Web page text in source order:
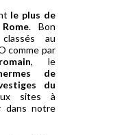
le plus de
. Bon
au
comme par
, le
de
du
sites à
dans notre